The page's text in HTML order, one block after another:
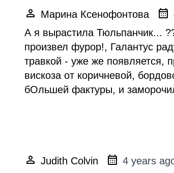
Марина Ксенофонтова
А я вырастила Тюльпанчик...
произвел фурор!, Галантус
травкой - уже же появляется,
вискоза от коричневой,
бОльшей фактуры, и
Judith Colvin
4 years